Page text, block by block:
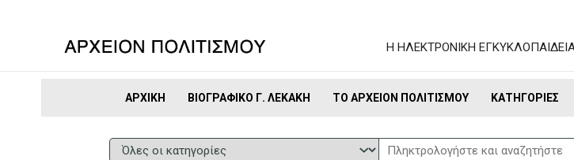
Η ΗΛΕΚΤΡΟΝΙΚΗ
ΑΡΧΙΚΉ ΒΙΟΓΡΑΦΙΚΌ Γ. ΛΕΚΆΚΗ ΤΟ ΑΡΧΕΊΟΝ ΠΟΛΙΤΙΣΜΟΎ ΚΑΤΗΓΟΡΊΕΣ